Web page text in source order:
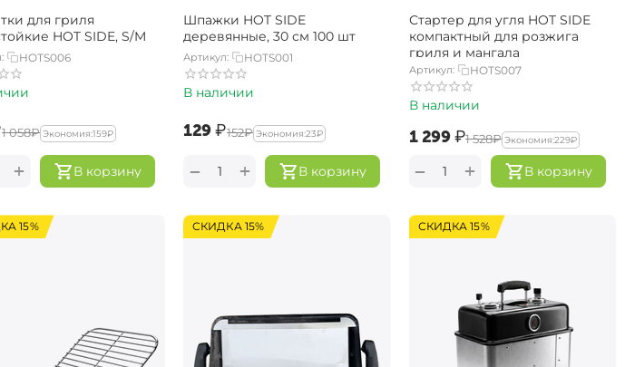
для гриля
HOT SIDE, S/M
HOTS006
‍1 058‍₽ Экономия:‍159‍₽
В корзину
+
Шпажки HOT SIDE
деревянные, 30 см 100 шт
Артикул: HOTS001
В наличии
‍129‍₽‍152‍₽ Экономия:‍23‍₽
В корзину
+
−
Стартер для угля HOT SIDE
компактный для розжига
гриля и мангала
Артикул: HOTS007
В наличии
‍1 299‍₽‍1 528‍₽ Экономия:‍229‍₽
В корзину
+
−
15% СКИДКА 15% СКИДКА 15%